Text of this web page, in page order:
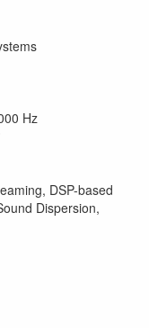
Hz
DSP-based
Dispersion,